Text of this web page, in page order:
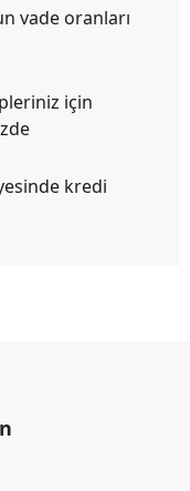
vade oranları
için
kredi